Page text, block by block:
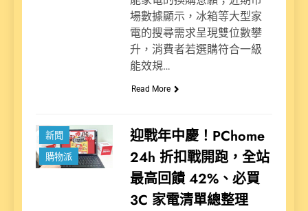
場數據顯示，冰箱等大型家
電的搜尋需求呈現雙位數攀
升，消費者若選購符合一級
能效規…
Read More
新聞
購物派
迎戰年中慶！PChome
24h 折扣戰開跑，全站
最高回饋 42%、必買
3C 家電清單總整理